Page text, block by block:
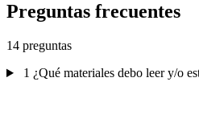
Preguntas frecuentes
14 preguntas
1 ¿Qué materiales debo leer y/o